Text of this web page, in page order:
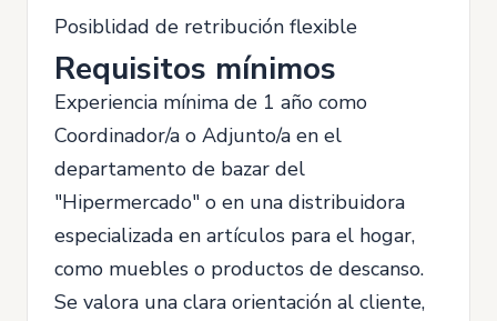
Posiblidad de retribución flexible
Requisitos mínimos
Experiencia mínima de 1 año como
Coordinador/a o Adjunto/a en el
departamento de bazar del
"Hipermercado" o en una distribuidora
especializada en artículos para el hogar,
como muebles o productos de descanso.
Se valora una clara orientación al cliente,